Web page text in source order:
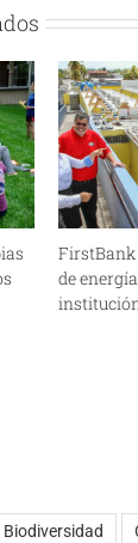
de
Biodiversidad